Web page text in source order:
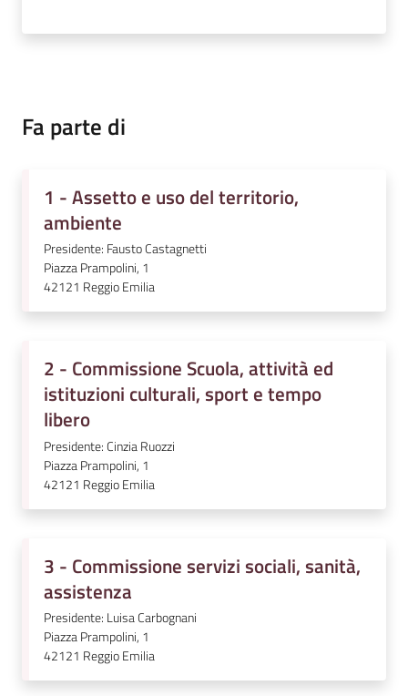
Fa parte di
1 - Assetto e uso del territorio,
ambiente
Presidente: Fausto Castagnetti
Piazza Prampolini, 1
42121 Reggio Emilia
2 - Commissione Scuola, attività ed
istituzioni culturali, sport e tempo
libero
Presidente: Cinzia Ruozzi
Piazza Prampolini, 1
42121 Reggio Emilia
3 - Commissione servizi sociali, sanità,
assistenza
Presidente: Luisa Carbognani
Piazza Prampolini, 1
42121 Reggio Emilia